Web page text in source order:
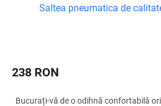
Saltea pneumatica de
238 RON
Bucurați-vă de o odihnă confortabilă